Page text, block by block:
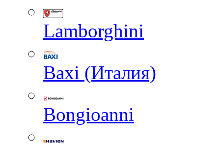
Lamborghini
Baxi (Италия)
Вongioanni